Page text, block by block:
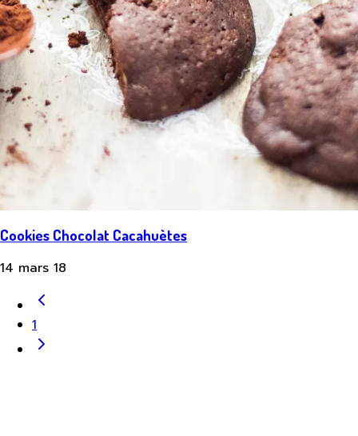
Cookies Chocolat Cacahuètes
14 mars 18
1